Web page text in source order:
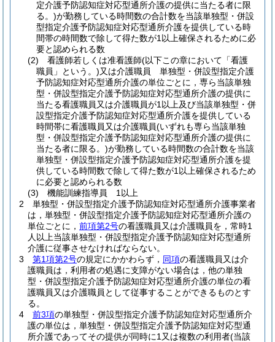
定介護予防認知症対応型通所介護の提供に当たる者に限
る。)が勤務している時間数の合計数を当該単独型・併設
型指定介護予防認知症対応型通所介護を提供している時
間帯の時間数で除して得た数が1以上確保されるために必
要と認められる数
(2)
看護師若しくは准看護師(以下この章において「看護
職員」という。)又は介護職員 単独型・併設型指定介護
予防認知症対応型通所介護の単位ごとに，専ら当該単独
型・併設型指定介護予防認知症対応型通所介護の提供に
当たる看護職員又は介護職員が1以上及び当該単独型・併
設型指定介護予防認知症対応型通所介護を提供している
時間帯に看護職員又は介護職員(いずれも専ら当該単独
型・併設型指定介護予防認知症対応型通所介護の提供に
当たる者に限る。)が勤務している時間数の合計数を当該
単独型・併設型指定介護予防認知症対応型通所介護を提
供している時間数で除して得た数が1以上確保されるため
に必要と認められる数
(3)
機能訓練指導員 1以上
2
単独型・併設型指定介護予防認知症対応型通所介護事業者
は，単独型・併設型指定介護予防認知症対応型通所介護の
単位ごとに， 前項第2号の看護職員又は介護職員を，常時1
人以上当該単独型・併設型指定介護予防認知症対応型通所
介護に従事させなければならない。
3
第1項第2号の規定にかかわらず， 同項の看護職員又は介
護職員は，利用者の処遇に支障がない場合は，他の単独
型・併設型指定介護予防認知症対応型通所介護の単位の看
護職員又は介護職員として従事することができるものとす
る。
4
前3項の単独型・併設型指定介護予防認知症対応型通所介
護の単位は，単独型・併設型指定介護予防認知症対応型通
所介護であってその提供が同時に1又は複数の利用者(当該